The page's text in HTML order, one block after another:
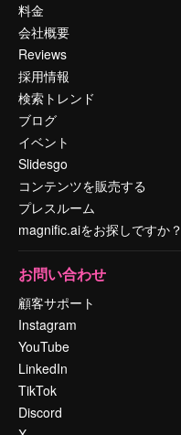
料金
会社概要
Reviews
採用情報
検索トレンド
ブログ
イベント
Slidesgo
コンテンツを販売する
プレスルーム
magnific.aiをお探しですか？
お問い合わせ
顧客サポート
Instagram
YouTube
LinkedIn
TikTok
Discord